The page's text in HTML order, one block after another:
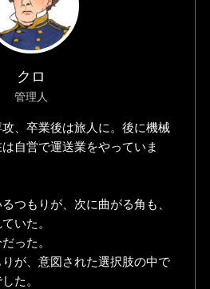
クロ
管理人
、卒業後は旅人に。後に機械
自営で運送業をやっていま
つもりが、次に曲がる角も、
いた。
った。
が、意図された選択肢の中で
た。